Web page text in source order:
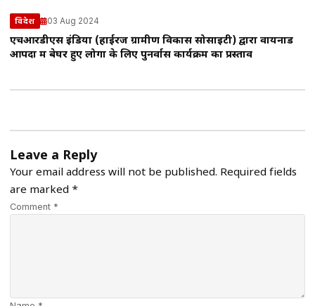
विदेश 03 Aug 2024
एचआरडीएस इंडिया (हाईरेंज ग्रामीण विकास सोसाइटी) द्वारा वायनाड
आपदा में बेघर हुए लोगों के लिए पुनर्वास कार्यक्रम का प्रस्ताव
Leave a Reply
Your email address will not be published. Required fields
are marked *
Comment *